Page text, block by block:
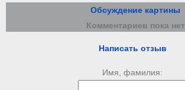
Обсуждение картины
Комментариев пока нет
Написать отзыв
Имя, фамилия: